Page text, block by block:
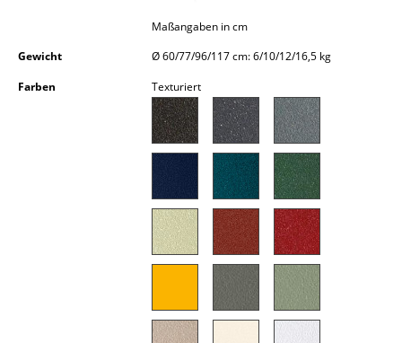
Schreibtischleuchten
Stehleuchten & Leseleuchten
Maßangaben in cm
Gewicht
Ø 60/77/96/117 cm: 6/10/12/16,5 kg
Farben
Texturiert